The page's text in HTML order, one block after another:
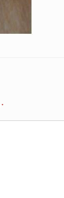
*